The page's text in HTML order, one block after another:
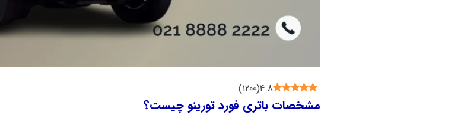
4.8
(
1200
)
مشخصات باتری فورد تورینو چیست؟